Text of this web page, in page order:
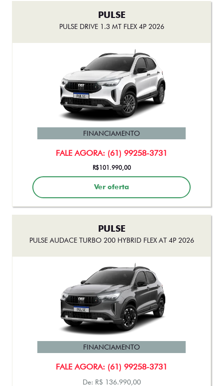
FALE AGORA: (61) 99258-3731
FINANCIAMENTO
R$101.990,00
Ver oferta
PULSE
PULSE AUDACE TURBO 200 HYBRID FLEX AT 4P 2026
FALE AGORA: (61) 99258-3731
FINANCIAMENTO
De: R$ 136.990,00
R$ 135.990,00
Ver oferta